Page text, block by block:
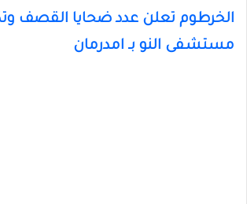
الخرطوم تعلن عدد ضحايا
مستشفى النو بـ امدرمان